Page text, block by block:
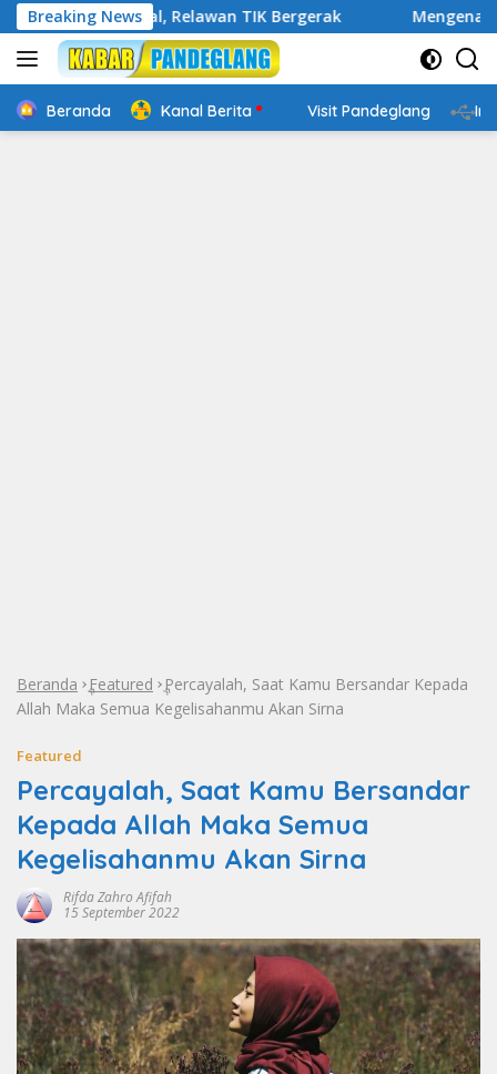
Langsung
ke
konten
Breaking News
Digital, Relawan TIK Bergerak Mengenal Website
Beranda Kanal Berita Visit Pandeglang
Beranda »Featured »Percayalah, Saat Kamu Bersandar Kepada
Allah Maka Semua Kegelisahanmu Akan Sirna
Featured
Percayalah, Saat Kamu Bersandar
Kepada Allah Maka Semua
Kegelisahanmu Akan Sirna
Rifda Zahro Afifah
15 September 2022